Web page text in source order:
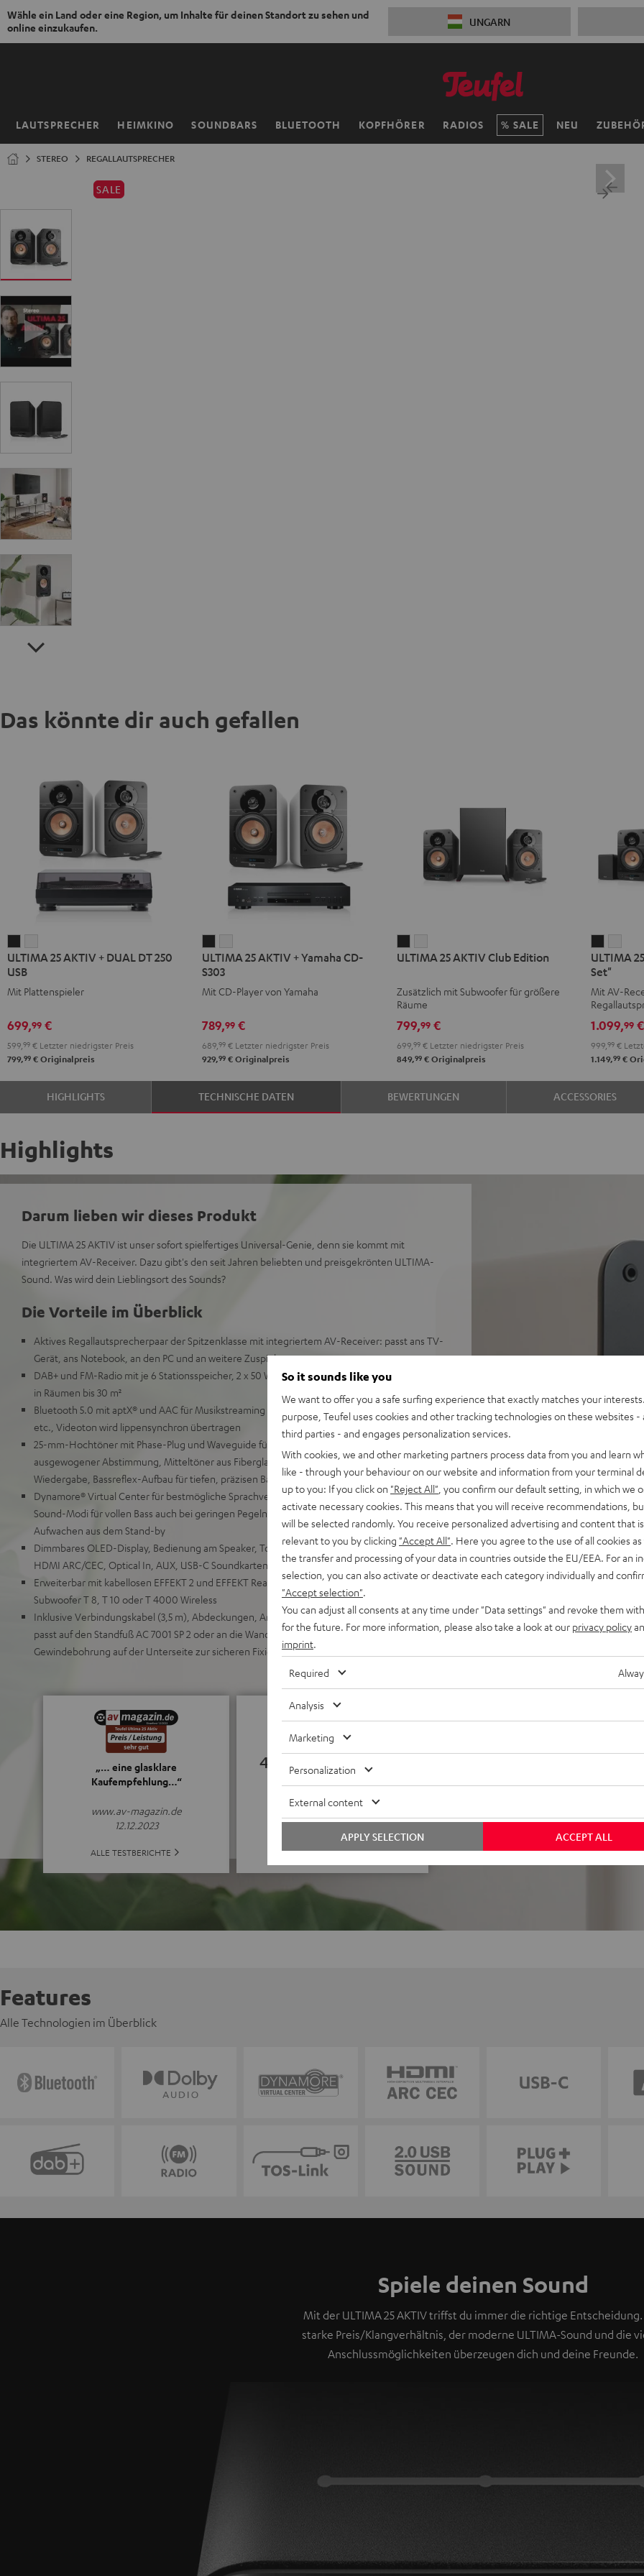
Wähle ein Land oder eine Region, um Inhalte für deinen Standort zu sehen und
online einzukaufen.
UNGARN
ZUM
LAUTSPRECHER HEIMKINO SOUNDBARS BLUETOOTH KOPFHÖRER RADIOS SALE NEU
Startseite
STEREO REGALLAUTSPRECHER
SALE
Das könnte dir auch gefallen
25
AKTIV
+
DT
250
USB
Night
25
+
DT
250
USB
Pure
White
ULTIMA 25 AKTIV + DUAL DT 250
USB
Mit Plattenspieler
699,99 €
599, 99 € Letzter niedrigster Preis
799,99 € Originalpreis
25
AKTIV
+
CD-
S303
Night
Black
25
+
CD-
S303
Pure
White
ULTIMA 25 AKTIV + Yamaha CD-
S303
Mit CD-Player von Yamaha
789,99€
689, 99€Letzter niedrigster Preis
929,99€Originalpreis
25
Club
Edition
Night
Black
25
Club
Edition
Pure
White
ULTIMA 25 AKTIV Club Edition
Zusätzlich mit Subwoofer für größere
Räume
799,99€
699, 99€Letzter niedrigster Preis
849,99€Originalpreis
25
AKTIV
"4.1-
Set"
Night
Black
25
"4.1-
Set"
Pure
ULTIMA
Set"
Mit AV-
1.099,99 €
999,99 €
1.149,99 €
HIGHLIGHTS TECHNISCHE DATEN BEWERTUNGEN ACCESSORIES
Highlights
Darum lieben wir dieses Produkt
Die ULTIMA 25 AKTIV ist unser sofort spielfertiges Universal-Genie, denn sie kommt mit
integriertem AV-Receiver. Dazu gibt's den seit Jahren beliebten und preisgekrönten ULTIMA-
Sound. Was wird dein Lieblingsort des Sounds?
Die Vorteile im Überblick
Aktives Regallautsprecherpaar der Spitzenklasse mit integriertem AV-Receiver: passt ans TV-
Gerät, ans Notebook, an den PC und an weitere Zuspieler
DAB+ und FM-Radio mit je 6 Stationsspeicher, 2 x 50 Watt RMS für hohe verzerrungsfreie Pegel
in Räumen bis 30 m²
Bluetooth 5.0 mit aptX® und AAC für Musikstreaming von Spotify, Amazon Music, YouTube
etc., Videoton wird lippensynchron übertragen
25-mm-Hochtöner mit Phase-Plug und Waveguide für detaillierten Sound, 2-Wege-System mit
ausgewogener Abstimmung, Mitteltöner aus Fiberglas mit Phase-Plug für eine natürliche
Wiedergabe, Bassreflex-Aufbau für tiefen, präzisen Bass
Dynamore® Virtual Center für bestmögliche Sprachverständlichkeit, Klanganpassungen,
Sound-Modi für vollen Bass auch bei geringen Pegeln, Nachtmodus, Automatisches
Aufwachen aus dem Stand-by
Dimmbares OLED-Display, Bedienung am Speaker, Touch Slider, Fernbedienung, Anschlüsse:
HDMI ARC/CEC, Optical In, AUX, USB-C Soundkartenfunktion für PC/Mac
Erweiterbar mit kabellosen EFFEKT 2 und EFFEKT Rears für echten Surround Sound und
Subwoofer T 8, T 10 oder T 4000 Wireless
Inklusive Verbindungskabel (3,5 m), Abdeckungen, Antenne, Gummifüße und Fernbedienung,
passt auf den Standfuß AC 7001 SP 2 oder an die Wand mit dem AC 7500 SM, M6-Schraube mit
Gewindebohrung auf der Unterseite zur sicheren Fixierung von Standfuß oder Wandhalter
„… eine glasklare
Kaufempfehlung…“
www.av-magazin.de
12.12.2023
ALLE TESTBERICHTE
4.72
ALLE BEWERTUNGEN
Features
Alle Technologien im Überblick
Spiele deinen Sound
Mit der ULTIMA 25 AKTIV triffst du immer die richtige Entscheidung.
starke Preis/Klangverhältnis, der moderne ULTIMA-Sound und die
Anschlussmöglichkeiten überzeugen dich und deine Freunde.
So it sounds like you
We want to offer you a safe surfing experience that exactly matches your
purpose, Teufel uses cookies and other tracking technologies on these websites -
third parties - and engages personalization services.
With cookies, we and other marketing partners process data from you and learn
like - through your behaviour on our website and information from your terminal
up to you: If you click on "Reject All" , you confirm our default setting, in which we
activate necessary cookies. This means that you will receive recommendations,
will be selected randomly. You receive personalized advertising and content that
relevant to you by clicking "Accept All" . Here you agree to the use of all cookies
the transfer and processing of your data in countries outside the EU/EEA. For an
selection, you can also activate or deactivate each category individually and
"Accept selection"
You can adjust all consents at any time under "Data settings" and revoke them
for the future. For more information, please also take a look at our privacy policy
imprint
Required
Analysis
Marketing
Personalization
External content
ACCEPT ALL
APPLY SELECTION